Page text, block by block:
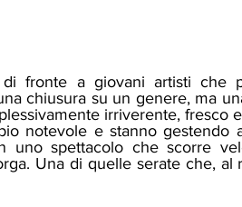
fronte a giovani artisti che
chiusura su un genere, ma
irriverente, fresco
uno spettacolo che scorre
Una di quelle serate che, al